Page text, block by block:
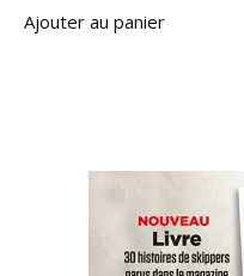
Ajouter au panier